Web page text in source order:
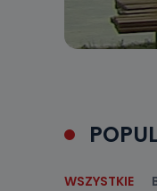
WSZYSTKIE